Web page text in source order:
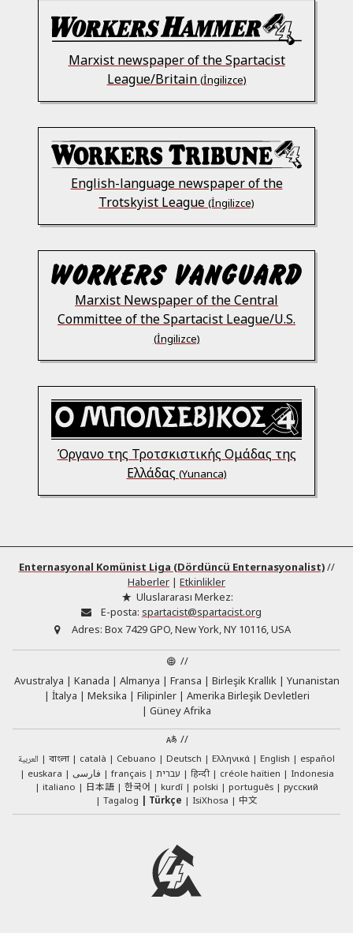
Marxist newspaper of the Spartacist
League/Britain (İngilizce)
English-language newspaper of the
Trotskyist League (İngilizce)
Marxist Newspaper of the Central
Committee of the Spartacist League/U.S.
(İngilizce)
Όργανο της Τροτσκιστικής Ομάδας της
Ελλάδας (Yunanca)
Enternasyonal Komünist Liga (Dördüncü Enternasyonalist)//
Haberler | Etkinlikler
Uluslararası Merkez:
E-posta: spartacist@spartacist.org
Adres: Box 7429 GPO, New York, NY 10116, USA
//
Avustralya
Kanada Almanya Fransa Birleşik Krallık
Yunanistan
İtalya
Meksika Filipinler
Amerika Birleşik Devletleri
Güney Afrika
//
العربية বাংলা català Cebuano Deutsch Ελληνικά English
español
euskara
فارسی français עברית हिन्दी créole haïtien
Indonesia
italiano
日本語 한국어 kurdî polski português
русский
Tagalog
Türkçe IsiXhosa 中文